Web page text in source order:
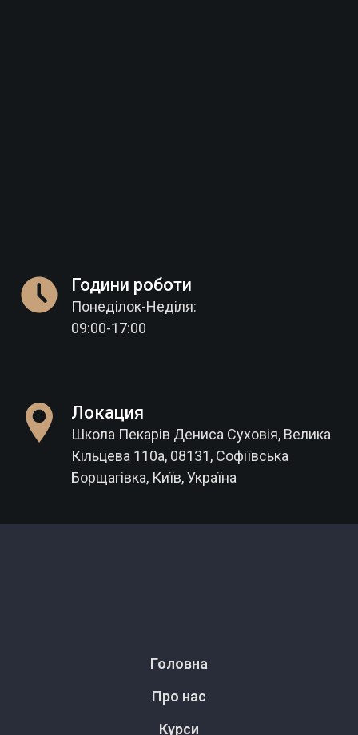
Години роботи
Понеділок-Неділя:
09:00-17:00
Локация
Школа Пекарів Дениса Суховія, Велика
Кільцева 110а, 08131, Софіївська
Борщагівка, Київ, Україна
Головна
Про нас
Курси